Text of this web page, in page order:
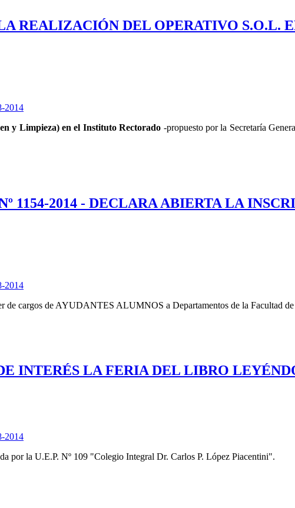
REALIZACIÓN DEL OPERATIVO S.O.L.
2014
y Limpieza) en el Instituto Rectorado -propuesto por la Secretaría
1154-2014 - DECLARA ABIERTA LA
2014
de cargos de AYUDANTES ALUMNOS a Departamentos de la Facultad de
INTERÉS LA FERIA DEL LIBRO
2014
por la U.E.P. Nº 109 "Colegio Integral Dr. Carlos P. López Piacentini".